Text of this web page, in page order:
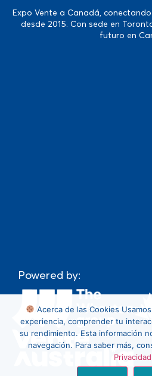
Expo Vente a Canadá,
desde 2015. Con sede en
futuro en
Powered by:
Acerca de las Cookies
experiencia, comprender tu
su rendimiento. Esta información
navegación. Para saber más,
Privacidad